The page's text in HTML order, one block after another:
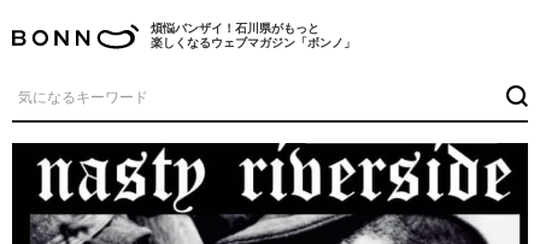
煩悩バンザイ！石川県がもっと
楽しくなるウェブマガジン「ボンノ」